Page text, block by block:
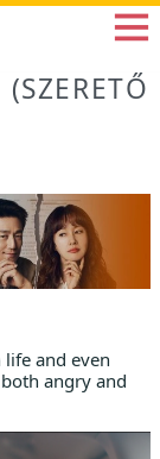
and even
angry and